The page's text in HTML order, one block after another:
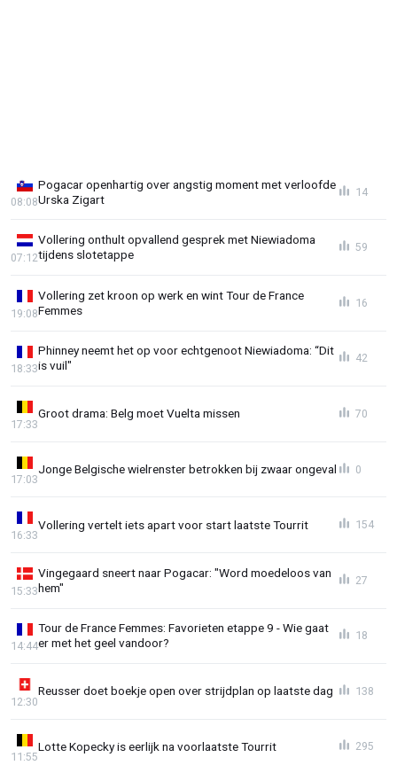
Pogacar openhartig over angstig moment met verloofde
Urska Zigart
08:08
14
Vollering onthult opvallend gesprek met Niewiadoma
tijdens slotetappe
07:12
59
Vollering zet kroon op werk en wint Tour de France
Femmes
19:08
16
Phinney neemt het op voor echtgenoot Niewiadoma: “Dit
is vuil"
18:33
42
Groot drama: Belg moet Vuelta missen
17:33
70
Jonge Belgische wielrenster betrokken bij zwaar ongeval
17:03
0
Vollering vertelt iets apart voor start laatste Tourrit
16:33
154
Vingegaard sneert naar Pogacar: "Word moedeloos van
hem"
15:33
27
Tour de France Femmes: Favorieten etappe 9 - Wie gaat
er met het geel vandoor?
14:44
18
Reusser doet boekje open over strijdplan op laatste dag
12:30
138
Lotte Kopecky is eerlijk na voorlaatste Tourrit
11:55
295